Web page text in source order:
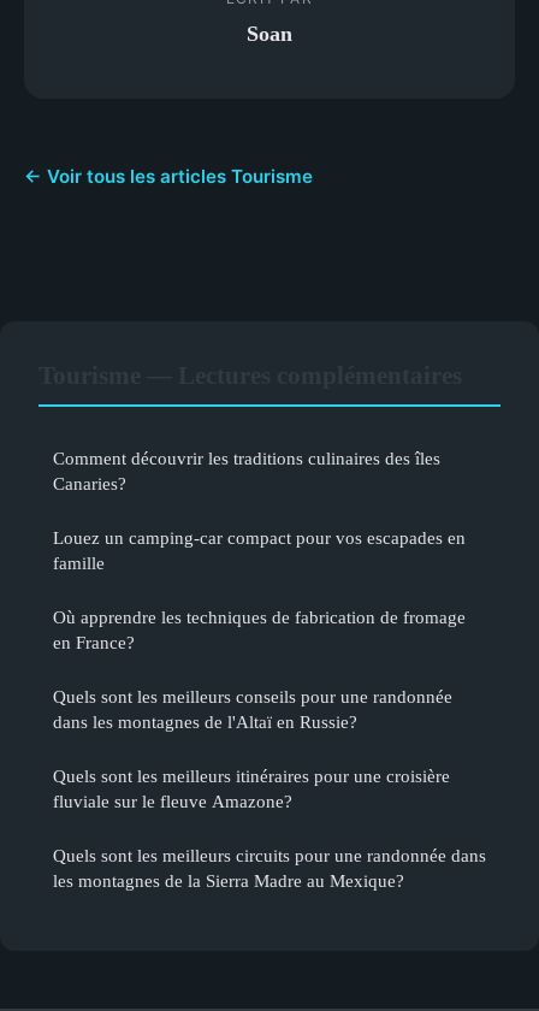
Soan
← Voir tous les articles Tourisme
Comment découvrir les traditions culinaires des îles
Canaries?
Louez un camping-car compact pour vos escapades en
famille
Où apprendre les techniques de fabrication de fromage
en France?
Quels sont les meilleurs conseils pour une randonnée
dans les montagnes de l'Altaï en Russie?
Quels sont les meilleurs itinéraires pour une croisière
fluviale sur le fleuve Amazone?
Quels sont les meilleurs circuits pour une randonnée dans
les montagnes de la Sierra Madre au Mexique?